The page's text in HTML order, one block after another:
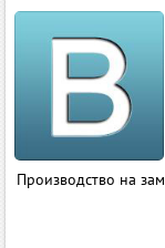
Производство на